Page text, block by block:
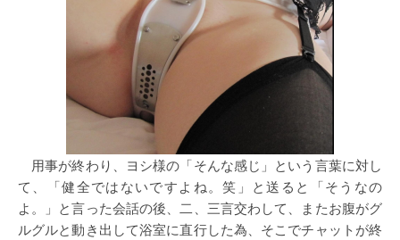
用事が終わり、ヨシ様の「そんな感じ」という言葉に対し
て、「健全ではないですよね。笑」と送ると「そうなの
よ。」と言った会話の後、二、三言交わして、またお腹がグ
ルグルと動き出して浴室に直行した為、そこでチャットが終